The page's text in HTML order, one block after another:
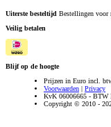
Uiterste besteltijd Bestellingen voor
Veilig betalen
Blijf op de hoogte
Prijzen in Euro incl.
Voorwaarden | Privacy
KvK 06006665 - BTW
Copyright © 2010 -